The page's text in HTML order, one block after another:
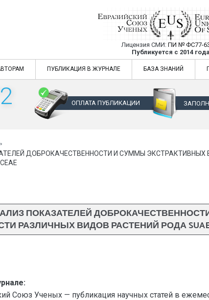
Евразийский Союз
Лицензия СМИ: ПИ № ФС77-
Публикуется с 2014 года
Евразийский Союз Ученых — публикация
ПУБЛИКАЦИЯ В ЖУРНАЛЕ БАЗА ЗНАНИЙ
ОПЛАТА ПУБЛИКАЦИИ
ДОБРОКАЧЕСТВЕННОСТИ И СУММЫ
ПОКАЗАТЕЛЕЙ
РАЗЛИЧНЫХ ВИДОВ РАСТЕНИЙ РОДА
Союз Ученых — публикация научных статей в